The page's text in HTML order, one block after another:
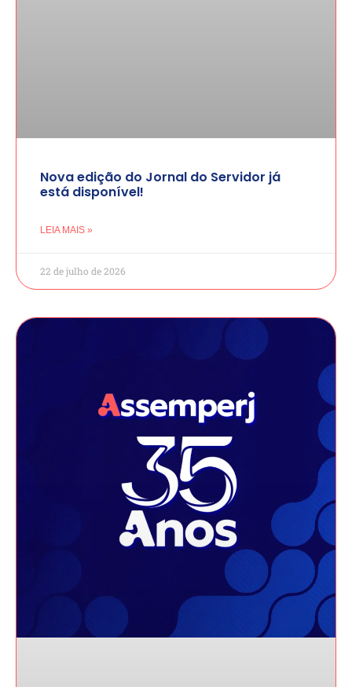
Nova edição do Jornal do Servidor já
está disponível!
LEIA MAIS »
22 de julho de 2026